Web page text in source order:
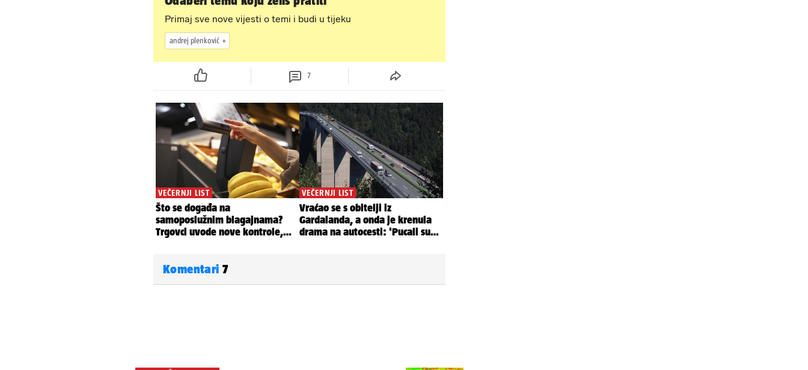
Primaj sve nove vijesti o temi i budi u tijeku
andrej plenković
7
Komentari 7